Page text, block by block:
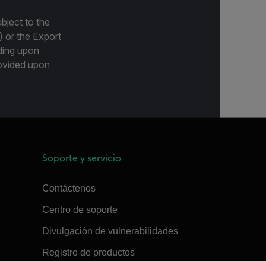
to the
or the Export
upon
upon
Soporte y servicio
Contáctenos
Centro de soporte
Divulgación de vulnerabilidades
Registro de productos